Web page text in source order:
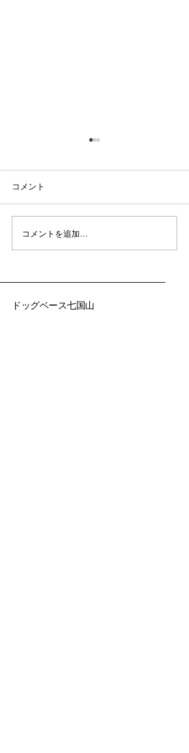
保護することで気軽に放
棄する人が増えてない？
コメント
コメントを追加…
ドッグベース七国山